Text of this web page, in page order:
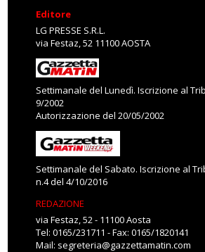
Editore
LG PRESSE S.R.L.
via Festaz, 52 11100 AOSTA
Settimanale del Lunedì. Iscrizione al
9/2002
Autorizzazione del 20/05/2002
Settimanale del Sabato. Iscrizione al
n.4 del 4/10/2016
REDAZIONE
via Festaz, 52 - 11100 Aosta
Tel: 0165/231711 - Fax: 0165/1820141
Mail: segreteria@gazzettamatin.com